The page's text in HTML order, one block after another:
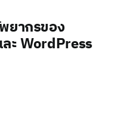
ยากรของ
ะ WordPress